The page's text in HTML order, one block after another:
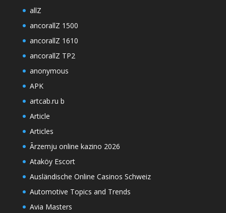
allZ
ancorallZ 1500
ancorallZ 1610
ancorallZ TP2
anonymous
APK
artcab.ru b
Article
Articles
Ārzemju online kazino 2026
Ataköy Escort
Ausländische Online Casinos Schweiz
Automotive Topics and Trends
Avia Masters